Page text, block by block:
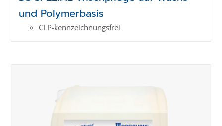
und Polymerbasis
CLP-kenn­zeich­­nungs­frei